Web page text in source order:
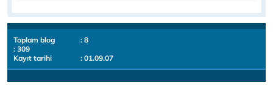
Toplam blog
: 8
: 309
Kayıt tarihi
: 01.09.07